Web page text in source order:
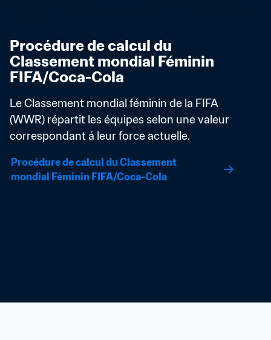
Procédure de calcul du
Classement mondial Féminin
FIFA/Coca-Cola
Le Classement mondial féminin de la FIFA
(WWR) répartit les équipes selon une valeur
correspondant á leur force actuelle.
Procédure de calcul du Classement
mondial Féminin FIFA/Coca-Cola